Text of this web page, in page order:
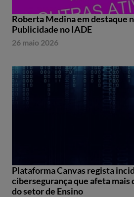
Roberta Medina em destaque
Publicidade no IADE
26 maio 2026
Plataforma Canvas regista
cibersegurança que afeta mais
do setor de Ensino